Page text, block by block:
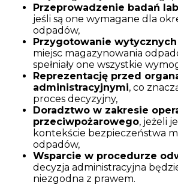
Przeprowadzenie badań
jeśli są one wymagane dla
odpadów,
Przygotowanie wytycznych
miejsc magazynowania
spełniały one wszystkie
Reprezentację przed
administracyjnymi, co
proces decyzyjny,
Doradztwo w zakresie
przeciwpożarowego, jeżeli
kontekście bezpieczeństwa
odpadów,
Wsparcie w procedurze
decyzja administracyjna
niezgodna z prawem.